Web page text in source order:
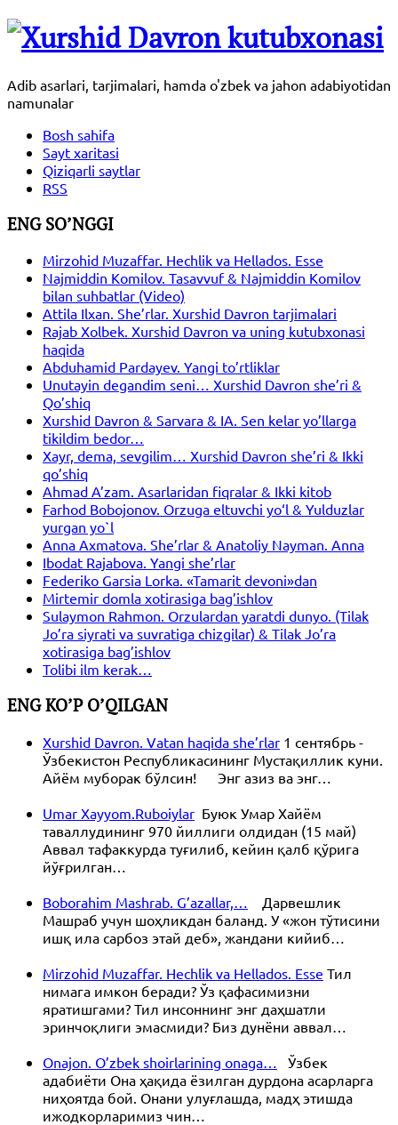
Adib asarlari, tarjimalari, hamda o'zbek va jahon adabiyotidan
namunalar
Bosh sahifa
Sayt xaritasi
Qiziqarli saytlar
RSS
ENG SO’NGGI
Mirzohid Muzaffar. Hechlik va Hellados. Esse
Najmiddin Komilov. Tasavvuf & Najmiddin Komilov
bilan suhbatlar (Video)
Attila Ilxan. She’rlar. Xurshid Davron tarjimalari
Rajab Xolbek. Xurshid Davron va uning kutubxonasi
haqida
Abduhamid Pardayev. Yangi to’rtliklar
Unutayin degandim seni… Xurshid Davron she’ri &
Qo’shiq
Xurshid Davron & Sarvara & IA. Sen kelar yo’llarga
tikildim bedor…
Xayr, dema, sevgilim… Xurshid Davron she’ri & Ikki
qo’shiq
Ahmad A’zam. Asarlaridan fiqralar & Ikki kitob
Farhod Bobojonov. Orzuga eltuvchi yo‘l & Yulduzlar
yurgan yo`l
Anna Axmatova. She’rlar & Anatoliy Nayman. Anna
Ibodat Rajabova. Yangi she’rlar
Federiko Garsia Lorka. «Tamarit devoni»dan
Mirtemir domla xotirasiga bag’ishlov
Sulaymon Rahmon. Orzulardan yaratdi dunyo. (Tilak
Jo’ra siyrati va suvratiga chizgilar) & Tilak Jo’ra
xotirasiga bag’ishlov
Tolibi ilm kerak…
ENG KO’P O’QILGAN
Xurshid Davron. Vatan haqida she’rlar 1 сентябрь -
Ўзбекистон Республикасининг Мустақиллик куни.
Айём муборак бўлсин! Энг азиз ва энг…
Umar Xayyom.Ruboiylar Буюк Умар Хайём
таваллудининг 970 йиллиги олдидан (15 май)
Аввал тафаккурда туғилиб, кейин қалб қўрига
йўғрилган…
Boborahim Mashrab. G’azallar,…
Дарвешлик
Машраб учун шоҳликдан баланд. У «жон тўтисини
ишқ ила сарбоз этай деб», жандани кийиб…
Mirzohid Muzaffar. Hechlik va Hellados. Esse Тил
нимага имкон беради? Ўз қафасимизни
яратишгами? Тил инсоннинг энг даҳшатли
эринчоқлиги эмасмиди? Биз дунёни аввал…
Onajon. O’zbek shoirlarining onaga…
Ўзбек
адабиёти Она ҳақида ёзилган дурдона асарларга
ниҳоятда бой. Онани улуғлашда, мадҳ этишда
ижодкорларимиз чин…